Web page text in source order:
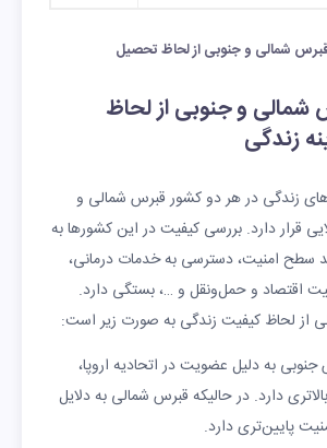
شمالی و جنوبی از لحاظ تحصیل
شمالی و جنوبی از لحاظ
زندگی
زندگی در هر دو کشور قبرس شمالی و
قرار دارد. بررسی کیفیت در این کشورها به
سطح امنیت، دسترسی به خدمات درمانی،
اقتصاد و حمل‌ونقل و …، بستگی دارد.
از لحاظ کیفیت زندگی به صورت زیر است:
به دلیل عضویت در اتحادیه اروپا،
دارد. در حالیکه قبرس شمالی به دلایل
پایین‌تری دارد.